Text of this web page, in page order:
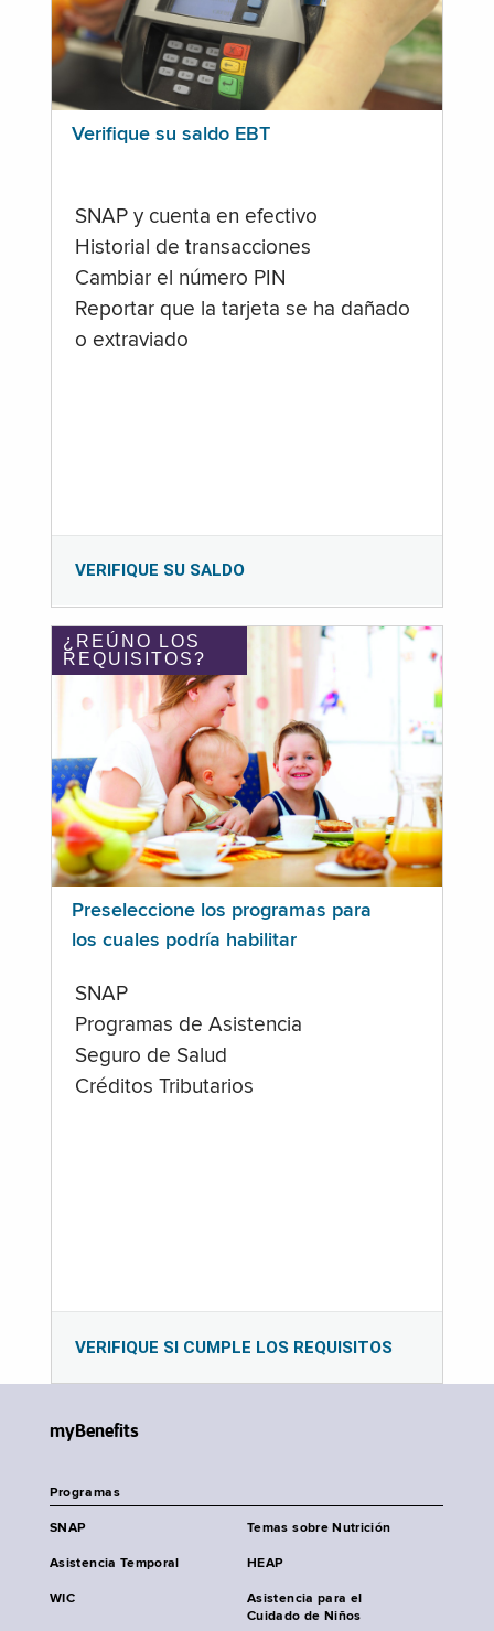
Verifique su saldo EBT
SNAP y cuenta en efectivo
Historial de transacciones
Cambiar el número PIN
Reportar que la tarjeta se ha dañado
o extraviado
VERIFIQUE SU SALDO
¿REÚNO LOS
REQUISITOS?
Preseleccione los programas para
los cuales podría habilitar
SNAP
Programas de Asistencia
Seguro de Salud
Créditos Tributarios
VERIFIQUE SI CUMPLE LOS REQUISITOS
myBenefits
Programas
SNAP Temas sobre Nutrición
Asistencia Temporal HEAP
WIC
Asistencia para el
Cuidado de Niños